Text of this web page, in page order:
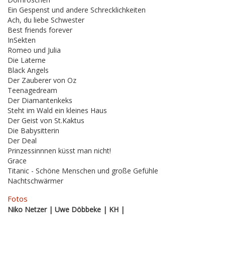
Ein Gespenst und andere Schrecklichkeiten
Ach, du liebe Schwester
Best friends forever
InSekten
Romeo und Julia
Die Laterne
Black Angels
Der Zauberer von Oz
Teenagedream
Der Diamantenkeks
Steht im Wald ein kleines Haus
Der Geist von St.Kaktus
Die Babysitterin
Der Deal
Prinzessinnnen küsst man nicht!
Grace
Titanic - Schöne Menschen und große Gefühle
Nachtschwärmer
Fotos
Niko Netzer | Uwe Döbbeke | KH |